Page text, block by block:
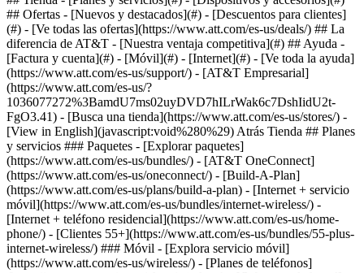
## Ofertas - [Nuevos y destacados](#) - [Descuentos para clientes]
(#) - [Ve todas las ofertas](https://www.att.com/es-us/deals/) ## La
diferencia de AT&T - [Nuestra ventaja competitiva](#) ## Ayuda -
[Factura y cuenta](#) - [Móvil](#) - [Internet](#) - [Ve toda la ayuda]
(https://www.att.com/es-us/support/) - [AT&T Empresarial]
(https://www.att.com/es-us/?
1036077272%3BamdU7ms02uyDVD7hILrWak6c7DshIidU2t-
FgO3.41) - [Busca una tienda](https://www.att.com/es-us/stores/) -
[View in English](javascript:void%280%29) Atrás Tienda ## Planes
y servicios ### Paquetes - [Explorar paquetes]
(https://www.att.com/es-us/bundles/) - [AT&T OneConnect]
(https://www.att.com/es-us/oneconnect/) - [Build-A-Plan]
(https://www.att.com/es-us/plans/build-a-plan) - [Internet + servicio
móvil](https://www.att.com/es-us/bundles/internet-wireless/) -
[Internet + teléfono residencial](https://www.att.com/es-us/home-
phone/) - [Clientes 55+](https://www.att.com/es-us/bundles/55-plus-
internet-wireless/) ### Móvil - [Explora servicio móvil]
(https://www.att.com/es-us/wireless/) - [Planes de teléfonos]